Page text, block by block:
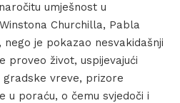
umješnost u
Churchilla, Pabla
nego je pokazao nesvakidašnji
proveo život, uspijevajući
vreve, prizore
u poraću, o čemu svjedoči i